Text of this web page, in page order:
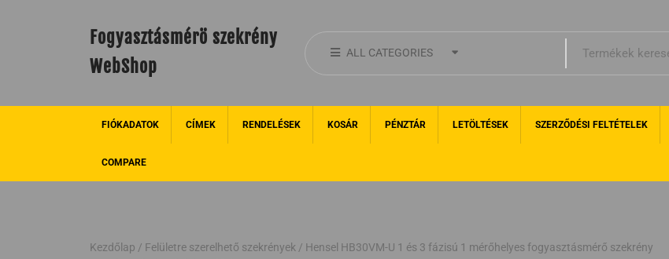
Fogyasztásmérö szekrény
WebShop
ALL CATEGORIES
FIÓKADATOK CÍMEK RENDELÉSEK KOSÁR PÉNZTÁR LETÖLTÉSEK SZERZŐDÉSI FELTÉTELEK
COMPARE
Kezdőlap / Felületre szerelhető szekrények / Hensel HB30VM-U 1 és 3 fázisú 1 mérőhelyes fogyasztásmérő szekrény